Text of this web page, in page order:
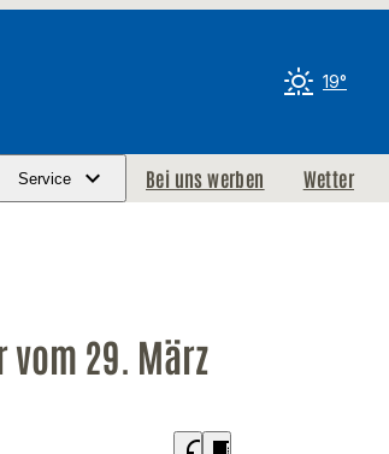
19°
Service Bei uns werben Wetter
vom 29. März